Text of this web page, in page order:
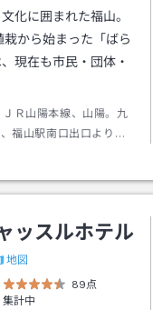
化に囲まれた福山。
から始まった「ばら
現在も市民・団体・
ＪＲ山陽本線、山陽。九
福山駅南口出口より徒
ッスルホテル
地図
89点
集計中